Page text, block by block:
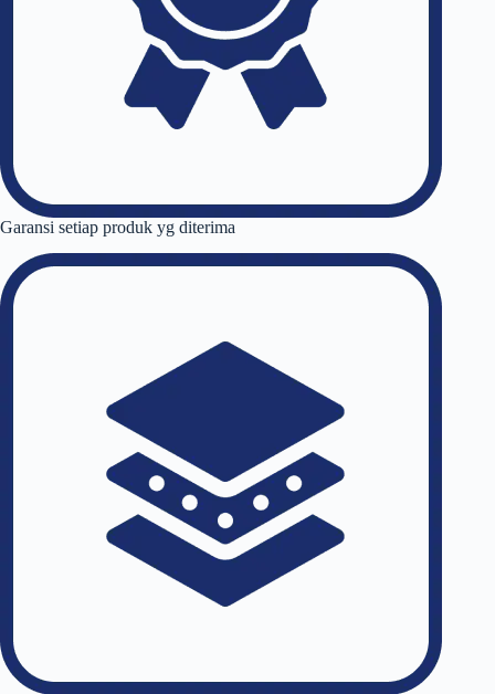
Garansi setiap produk yg diterima